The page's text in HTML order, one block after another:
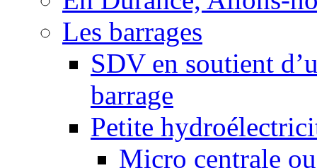
Les barrages
SDV en soutient
barrage
Petite
Micro centrale